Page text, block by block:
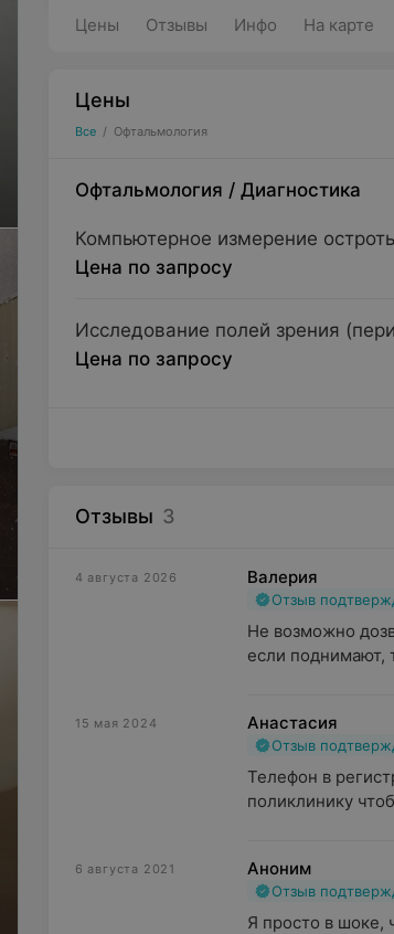
Цены Отзывы Инфо На карте
Цены
Все / Офтальмология
Офтальмология / Диагностика
Компьютерное измерение
Цена по запросу
Исследование полей зрения
Цена по запросу
Отзывы 3
4 августа 2026 Валерия
Отзыв
Не возможно
если поднимают,
15 мая 2024 Анастасия
Отзыв
Телефон в
поликлинику
6 августа 2021 Аноним
Отзыв
Я просто в шоке,